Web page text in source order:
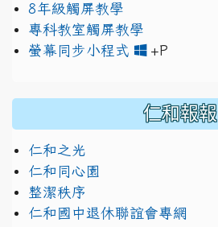
8年級觸屏教學
專科教室觸屏教學
螢幕同步小程式
+P
仁和報報
仁和之光
仁和同心園
整潔秩序
仁和國中退休聯誼會專網